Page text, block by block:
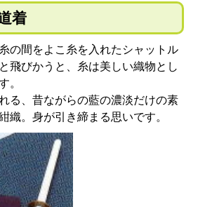
着
の間をよこ糸を入れたシャットル
飛びかうと、糸は美しい織物とし
。
る、昔ながらの藍の濃淡だけの素
織。身が引き締まる思いです。